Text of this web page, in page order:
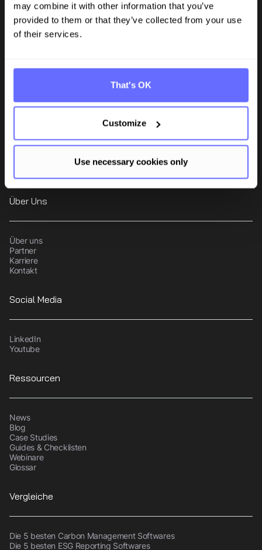
may combine it with other information that you’ve
provided to them or that they’ve collected from your use
of their services.
That's OK
Customize
Use necessary cookies only
produzierenden Mittelstand. Die TÜV-zertifizierte, audit-konforme
Plattform vereint CO₂-Bilanzierung und ESG-Datenmanagement in
einer zentralen Lösung.
Tanso Platform
ESG Berichterstattung
Über Uns
Über uns
Partner
Karriere
Kontakt
Social Media
LinkedIn
Youtube
Ressourcen
News
Blog
Case Studies
Guides & Checklisten
Webinare
Glossar
Vergleiche
Die 5 besten Carbon Management Softwares
Die 5 besten ESG Reporting Softwares